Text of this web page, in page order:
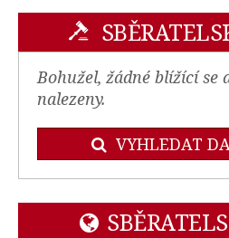
Bohužel, žádné blížící se
nalezeny.
VYHLEDAT